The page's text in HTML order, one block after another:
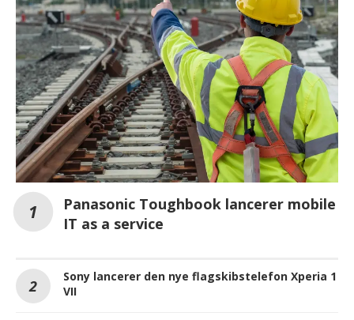
Panasonic Toughbook lancerer mobile
IT as a service
Sony lancerer den nye flagskibstelefon Xperia 1
VII